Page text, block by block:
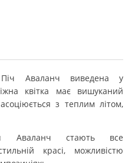
Аваланч виведена у
квітка має вишуканий
з теплим літом,
Аваланч стають все
красі, можливістю